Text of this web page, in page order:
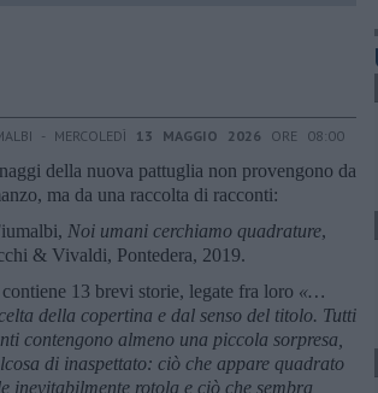
- MERCOLEDÌ 13 MAGGIO 2026 ORE 08:00
della nuova pattuglia non provengono da
ma da una raccolta di racconti:
Noi umani cerchiamo quadrature,
& Vivaldi, Pontedera, 2019.
13 brevi storie, legate fra loro «…
della copertina e dal senso del titolo. Tutti
contengono almeno una piccola sorpresa,
di inaspettato: ciò che appare quadrato
inevitabilmente rotola e ciò che sembra